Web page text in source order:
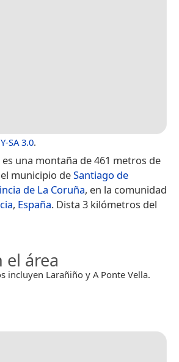
SA 3.0.
es una montaña de 461 metros de
municipio deSantiago de
de La Coruña, en la comunidad
, España.​ Dista 3 kilómetros del
el área
incluyen Larañiño y A Ponte Vella.